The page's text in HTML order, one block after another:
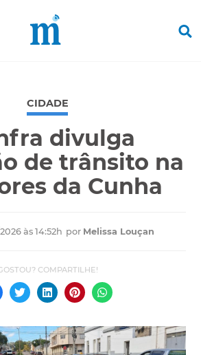
CIDADE
divulga
de trânsito na
da Cunha
às 14:52h por Melissa Louçan